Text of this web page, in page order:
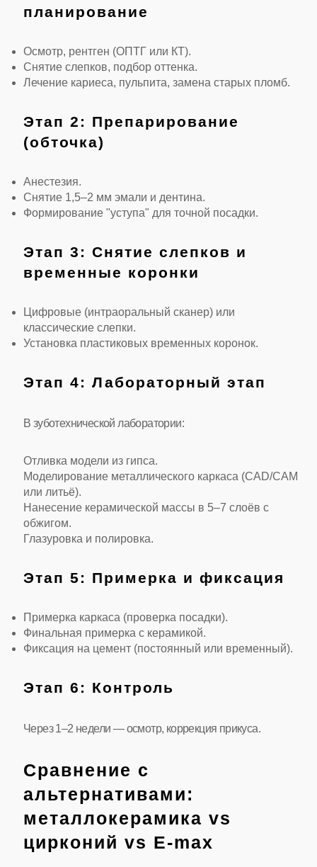
планирование
Осмотр, рентген (ОПТГ или КТ).
Снятие слепков, подбор оттенка.
Лечение кариеса, пульпита, замена старых пломб.
Этап 2: Препарирование
(обточка)
Анестезия.
Снятие 1,5–2 мм эмали и дентина.
Формирование "уступа" для точной посадки.
Этап 3: Снятие слепков и
временные коронки
Цифровые (интраоральный сканер) или
классические слепки.
Установка пластиковых временных коронок.
Этап 4: Лабораторный этап
В зуботехнической лаборатории:
Отливка модели из гипса.
Моделирование металлического каркаса (CAD/CAM
или литьё).
Нанесение керамической массы в 5–7 слоёв с
обжигом.
Глазуровка и полировка.
Этап 5: Примерка и фиксация
Примерка каркаса (проверка посадки).
Финальная примерка с керамикой.
Фиксация на цемент (постоянный или временный).
Этап 6: Контроль
Через 1–2 недели — осмотр, коррекция прикуса.
Сравнение с
альтернативами:
металлокерамика vs
цирконий vs E-max